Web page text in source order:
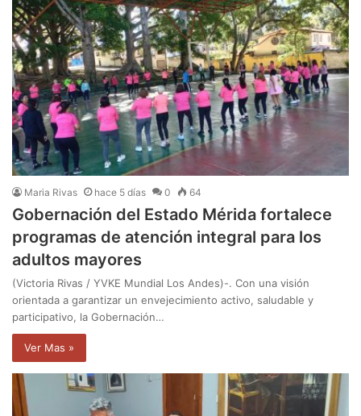
Maria Rivas hace 5 días 0 64
Gobernación del Estado Mérida fortalece
programas de atención integral para los
adultos mayores
(Victoria Rivas / YVKE Mundial Los Andes)-. Con una visión
orientada a garantizar un envejecimiento activo, saludable y
participativo, la Gobernación…
Ver Mas »